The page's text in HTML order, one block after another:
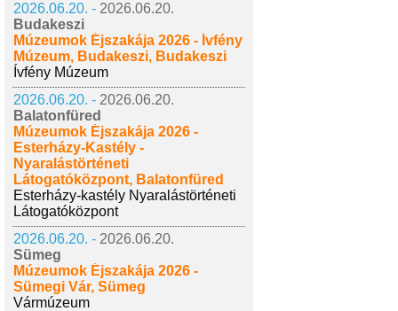
2026.06.20. - 2026.06.20.
Budakeszi
Múzeumok Éjszakája 2026 - Ívfény
Múzeum, Budakeszi, Budakeszi
Ívfény Múzeum
2026.06.20. - 2026.06.20.
Balatonfüred
Múzeumok Éjszakája 2026 -
Esterházy-Kastély -
Nyaralástörténeti
Látogatóközpont, Balatonfüred
Esterházy-kastély Nyaralástörténeti
Látogatóközpont
2026.06.20. - 2026.06.20.
Sümeg
Múzeumok Éjszakája 2026 -
Sümegi Vár, Sümeg
Vármúzeum